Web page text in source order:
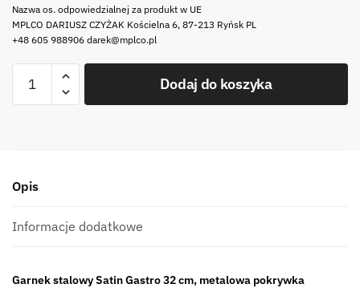
Nazwa os. odpowiedzialnej za produkt w UE
MPLCO DARIUSZ CZYŻAK Kościelna 6, 87-213 Ryńsk PL
+48 605 988906 darek@mplco.pl
Stalowy
z
stalową
steel
Dodaj do koszyka
Opis
Informacje dodatkowe
Garnek stalowy Satin Gastro 32 cm, metalowa pokrywka